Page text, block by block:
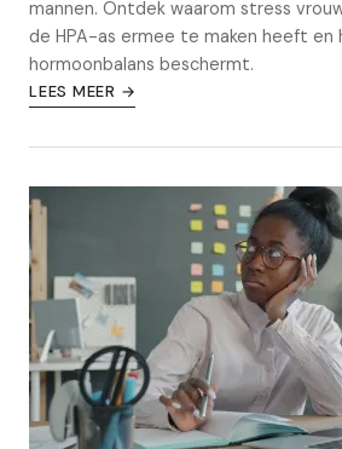
mannen. Ontdek waarom stress
de HPA-as ermee te maken heeft en
hormoonbalans beschermt.
LEES MEER →